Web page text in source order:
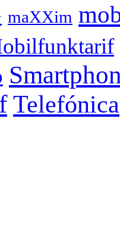
maXXim
Telefónica